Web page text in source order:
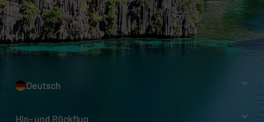
Deutsch
Hin- und Rückflug